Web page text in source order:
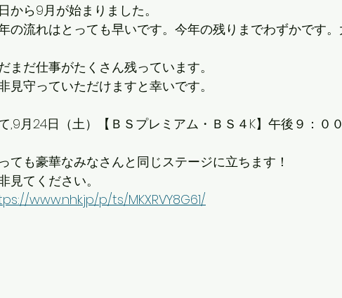
から9月が始まりました。
の流れはとっても早いです。今年の残りまでわずかです
まだ仕事がたくさん残っています。
見守っていただけますと幸いです。
,9月24日（土）【ＢＳプレミアム・ＢＳ４K】午後９：
ても豪華なみなさんと同じステージに立ちます！
見てください。
www.nhk.jp/p/ts/MKXRVY8G61/